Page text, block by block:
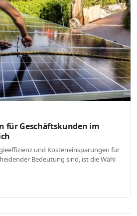
für Geschäftskunden im
und Kosteneinsparungen für
Bedeutung sind, ist die Wahl